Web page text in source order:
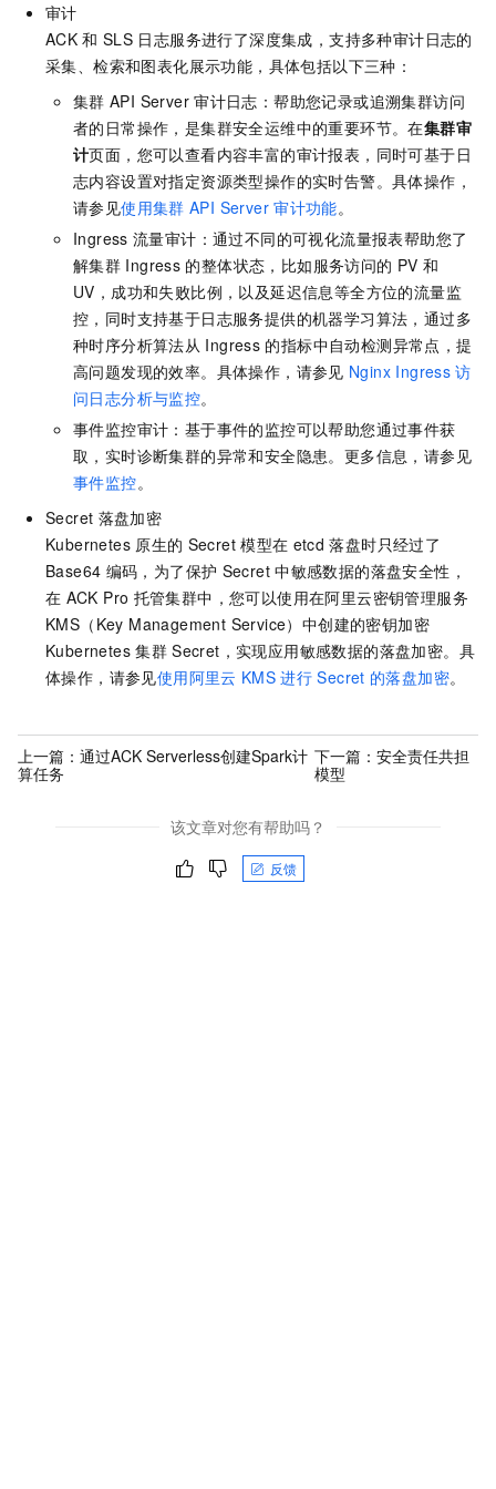
审计
ACK 和 SLS 日志服务进行了深度集成，支持多种审计日志的
采集、检索和图表化展示功能，具体包括以下三种：
集群 API Server 审计日志：帮助您记录或追溯集群访问
者的日常操作，是集群安全运维中的重要环节。在集群审
计页面，您可以查看内容丰富的审计报表，同时可基于日
志内容设置对指定资源类型操作的实时告警。具体操作，
请参见使用集群 API Server 审计功能。
Ingress 流量审计：通过不同的可视化流量报表帮助您了
解集群 Ingress 的整体状态，比如服务访问的 PV 和
UV，成功和失败比例，以及延迟信息等全方位的流量监
控，同时支持基于日志服务提供的机器学习算法，通过多
种时序分析算法从 Ingress 的指标中自动检测异常点，提
高问题发现的效率。具体操作，请参见 Nginx Ingress 访
问日志分析与监控。
事件监控审计：基于事件的监控可以帮助您通过事件获
取，实时诊断集群的异常和安全隐患。更多信息，请参见
事件监控。
Secret 落盘加密
Kubernetes 原生的 Secret 模型在 etcd 落盘时只经过了
Base64 编码，为了保护 Secret 中敏感数据的落盘安全性，
在 ACK Pro 托管集群中，您可以使用在阿里云密钥管理服务
KMS（Key Management Service）中创建的密钥加密
Kubernetes 集群 Secret，实现应用敏感数据的落盘加密。具
体操作，请参见使用阿里云 KMS 进行 Secret 的落盘加密。
上一篇： 通过ACK Serverless创建Spark计
算任务
下一篇： 安全责任共担
模型
该文章对您有帮助吗？
反馈